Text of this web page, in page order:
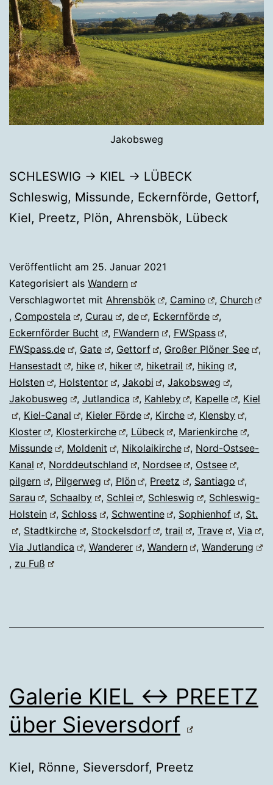
Jakobsweg
SCHLESWIG → KIEL → LÜBECK
Schleswig, Missunde, Eckernförde, Gettorf,
Kiel, Preetz, Plön, Ahrensbök, Lübeck
Veröffentlicht am 25. Januar 2021
Kategorisiert als Wandern
Verschlagwortet mit Ahrensbök , Camino , Church
, Compostela , Curau , de , Eckernförde
,
Eckernförder Bucht
, FWandern , FWSpass
,
FWSpass.de
, Gate , Gettorf , Großer Plöner See
,
Hansestadt
, hike , hiker , hiketrail , hiking
,
Holsten
, Holstentor , Jakobi ,Jakobsweg
,
Jakobusweg
, Jutlandica , Kahleby , Kapelle , Kiel
, Kiel-Canal , Kieler Förde , Kirche , Klensby
,
Kloster
, Klosterkirche , Lübeck , Marienkirche
,
Missunde
, Moldenit , Nikolaikirche , Nord-Ostsee-
Kanal
, Norddeutschland , Nordsee , Ostsee
,
pilgern
, Pilgerweg , Plön , Preetz , Santiago
,
Sarau
, Schaalby , Schlei , Schleswig , Schleswig-
Holstein
, Schloss , Schwentine , Sophienhof , St.
, Stadtkirche , Stockelsdorf ,trail ,Trave , Via
,
Via Jutlandica
, Wanderer , Wandern ,Wanderung
, zu Fuß
Galerie KIEL ↔ PREETZ
über Sieversdorf
Kiel, Rönne, Sieversdorf, Preetz